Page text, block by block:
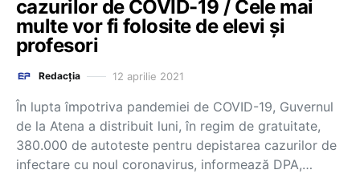
cazurilor de COVID-19 / Cele mai
multe vor fi folosite de elevi și
profesori
Redacția 12 aprilie 2021
În lupta împotriva pandemiei de COVID-19, Guvernul
de la Atena a distribuit luni, în regim de gratuitate,
380.000 de autoteste pentru depistarea cazurilor de
infectare cu noul coronavirus, informează DPA,…